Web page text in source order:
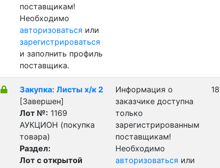
поставщикам!
Необходимо
авторизоваться или
зарегистрироваться
и заполнить профиль
поставщика.
Закупка: Листы х/к 2
[Завершен]
Лот №: 1169
АУКЦИОН (покупка
товара)
Раздел:
Лот с открытой
Информация о
заказчике доступна
только
зарегистрированным
поставщикам!
Необходимо
авторизоваться или